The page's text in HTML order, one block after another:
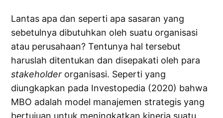
Lantas apa dan seperti apa sasaran yang
sebetulnya dibutuhkan oleh suatu organisasi
atau perusahaan? Tentunya hal tersebut
haruslah ditentukan dan disepakati oleh para
stakeholder organisasi. Seperti yang
diungkapkan pada Investopedia (2020) bahwa
MBO adalah model manajemen strategis yang
bertujuan untuk meningkatkan kinerja suatu